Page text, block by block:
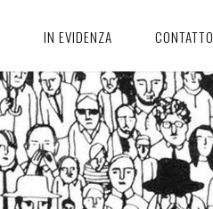
IN EVIDENZA CONTATTO